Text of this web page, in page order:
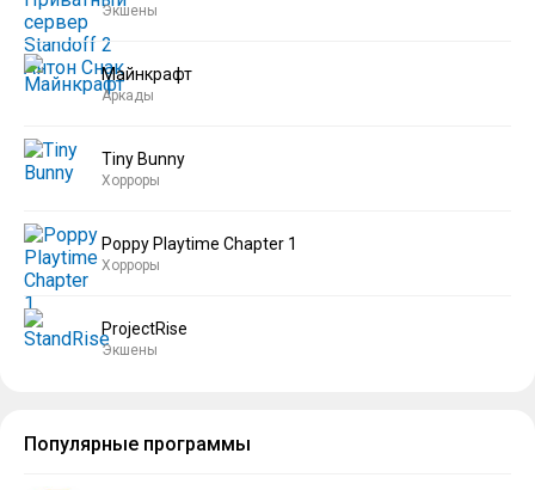
Экшены
Майнкрафт
Аркады
Tiny Bunny
Хорроры
Poppy Playtime Chapter 1
Хорроры
ProjectRise
Экшены
Популярные программы